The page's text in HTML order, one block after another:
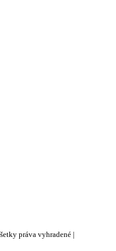
práva vyhradené |